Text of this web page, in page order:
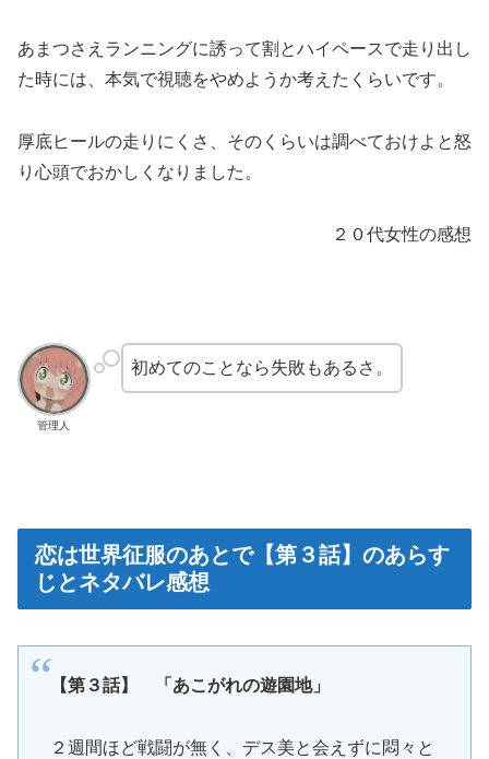
あまつさえランニングに誘って割とハイペースで走り出し
た時には、本気で視聴をやめようか考えたくらいです。
厚底ヒールの走りにくさ、そのくらいは調べておけよと怒
り心頭でおかしくなりました。
２０代女性の感想
管理人
初めてのことなら失敗もあるさ。
恋は世界征服のあとで【第３話】のあらす
じとネタバレ感想
【第３話】 「あこがれの遊園地」
２週間ほど戦闘が無く、デス美と会えずに悶々と